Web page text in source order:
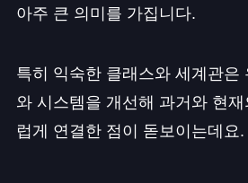
아주 큰 의미를 가집니다.
특히 익숙한 클래스와 세계관은
와 시스템을 개선해 과거와 현
럽게 연결한 점이 돋보이는데요.